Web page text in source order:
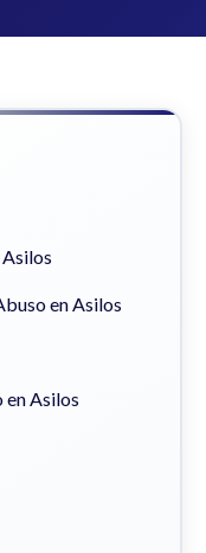
en Asilos
en Asilos